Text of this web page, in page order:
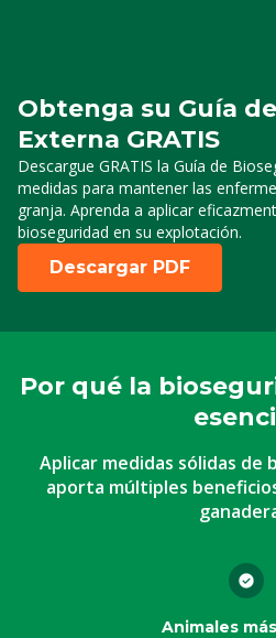
Obtenga su Guía
Externa GRATIS
Descargue GRATIS la Guía de
medidas para mantener las
granja. Aprenda a aplicar
bioseguridad en su explotación.
Descargar PDF
Por qué la
Aplicar medidas sólidas de
aporta múltiples
Animales